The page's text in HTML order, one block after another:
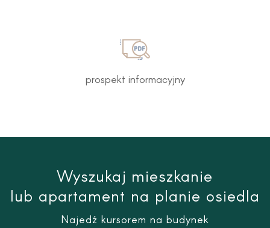
prospekt informacyjny
Wyszukaj mieszkanie
lub apartament na planie osiedla
Najedź kursorem na budynek